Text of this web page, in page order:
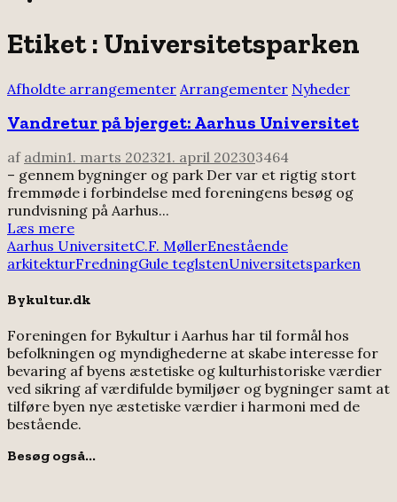
Etiket : Universitetsparken
Afholdte arrangementer Arrangementer Nyheder
Vandretur på bjerget: Aarhus Universitet
af admin1. marts 202321. april 202303464
– gennem bygninger og park Der var et rigtig stort
fremmøde i forbindelse med foreningens besøg og
rundvisning på Aarhus...
Læs mere
Aarhus UniversitetC.F. MøllerEnestående
arkitekturFredningGule teglstenUniversitetsparken
Bykultur.dk
Foreningen for Bykultur i Aarhus har til formål hos
befolkningen og myndighederne at skabe interesse for
bevaring af byens æstetiske og kulturhistoriske værdier
ved sikring af værdifulde bymiljøer og bygninger samt at
tilføre byen nye æstetiske værdier i harmoni med de
bestående.
Besøg også...